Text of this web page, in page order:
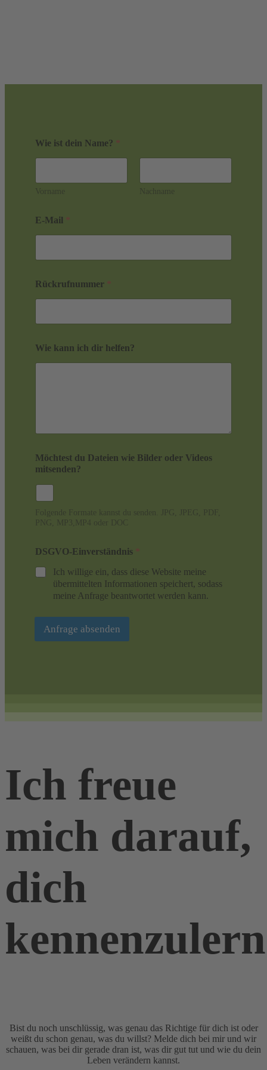
Wie ist dein Name?
Vorname Nachname
E-Mail
Rückrufnummer
Wie kann ich dir helfen?
Möchtest du Dateien wie Bilder oder Videos
mitsenden?
Folgende Formate kannst du senden. JPG, JPEG, PDF,
PNG, MP3,MP4 oder DOC
DSGVO-Einverständnis
Ich willige ein, dass diese Website meine
übermittelten Informationen speichert, sodass
meine Anfrage beantwortet werden kann.
Anfrage absenden
Ich freue
mich darauf,
dich
Bist du noch unschlüssig, was genau das Richtige für dich ist oder
weißt du schon genau, was du willst? Melde dich bei mir und wir
schauen, was bei dir gerade dran ist, was dir gut tut und wie du dein
Leben verändern kannst.